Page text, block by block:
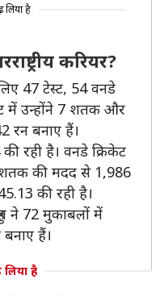
लिया है
करियर?
47 टेस्ट, 54 वनडे
में उन्होंने 7 शतक और
रन बनाए हैं।
रही है। वनडे क्रिकेट
की मदद से 1,986
की रही है।
ने 72 मुकाबलों में
हैं।
है